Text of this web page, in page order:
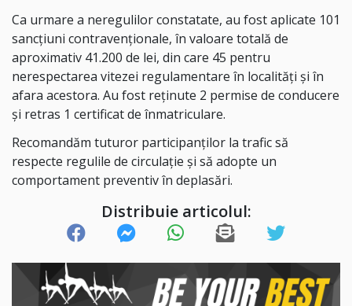
Ca urmare a neregulilor constatate, au fost aplicate 101
sancțiuni contravenționale, în valoare totală de
aproximativ 41.200 de lei, din care 45 pentru
nerespectarea vitezei regulamentare în localități și în
afara acestora. Au fost reținute 2 permise de conducere
și retras 1 certificat de înmatriculare.
Recomandăm tuturor participanților la trafic să
respecte regulile de circulație și să adopte un
comportament preventiv în deplasări.
Distribuie articolul: